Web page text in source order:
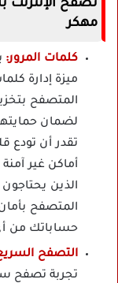
مهكر
كلمات المرور:
ميزة إدارة
المتصفح
لضمان
تقدر أن تودع
أماكن غير
الذين
المتصفح
حساباتك من
التصفح
تجربة تصفح